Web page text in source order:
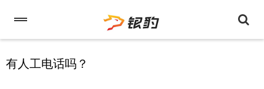
有人工电话吗？